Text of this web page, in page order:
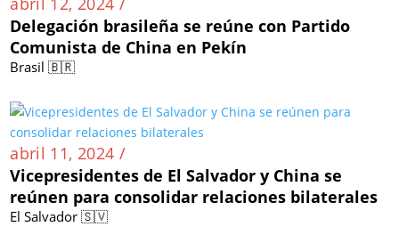
Delegación brasileña se reúne con Partido
Comunista de China en Pekín
Brasil 🇧🇷
abril 11, 2024 /
Vicepresidentes de El Salvador y China se
reúnen para consolidar relaciones bilaterales
El Salvador 🇸🇻